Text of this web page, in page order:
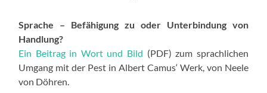
Sprache – Befähigung zu oder Unterbindung von
Handlung?
Ein Beitrag in Wort und Bild (PDF) zum sprachlichen
Umgang mit der Pest in Albert Camus‘ Werk, von Neele
von Döhren.